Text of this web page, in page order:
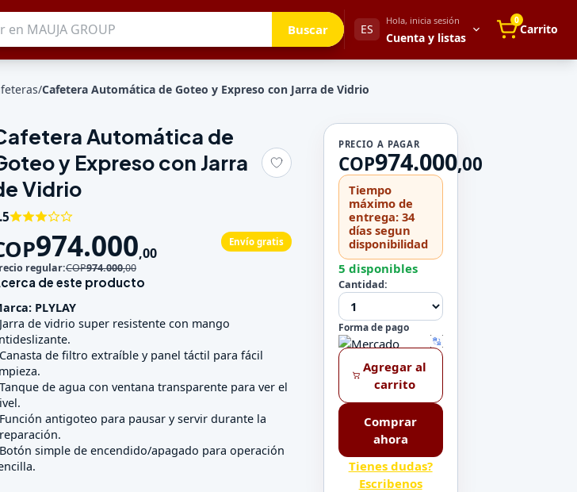
Buscar ES
Hola, inicia sesión
Cuenta y listas
Tu lista
Favoritos
Guardados para después
Mis direcciones
Mis pedidos
Métodos de pago
Mi perfil
Configuración
0
Carrito
/Cafetera Automática de Goteo y Expreso con Jarra de Vidrio
de Vidrio
Automática de
y Expreso con Jarra
Vidrio
974.000,00
Envío gratis
regular:COP974.000,00
de este producto
PLYLAY
de vidrio super resistente con mango
de filtro extraíble y panel táctil para fácil
de agua con ventana transparente para ver el
antigoteo para pausar y servir durante la
simple de encendido/apagado para operación
PRECIO A PAGAR
COP974.000,00
Tiempo
máximo de
entrega: 34
días segun
disponibilidad
5 disponibles
Cantidad:
Forma de pago
Agregar al
carrito
Comprar
ahora
Tienes dudas?
Escribenos